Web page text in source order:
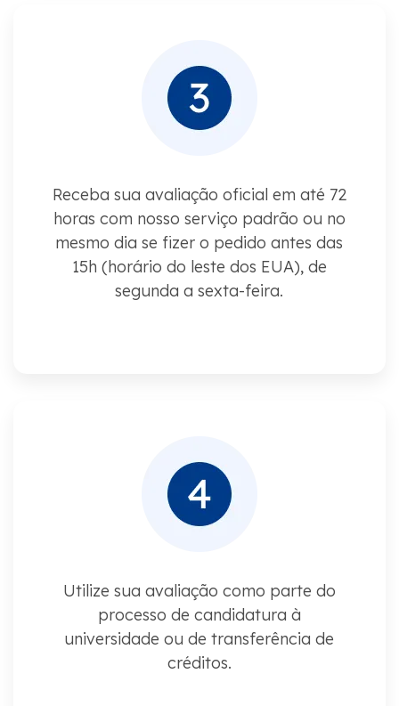
Receba sua avaliação oficial em até 72
horas com nosso serviço padrão ou no
mesmo dia se fizer o pedido antes das
15h (horário do leste dos EUA), de
segunda a sexta-feira.
Utilize sua avaliação como parte do
processo de candidatura à
universidade ou de transferência de
créditos.